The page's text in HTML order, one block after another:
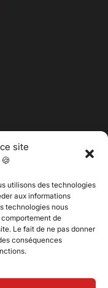
site
utilisons des technologies
aux informations
technologies nous
de
Le fait de ne pas donner
conséquences
réservés.